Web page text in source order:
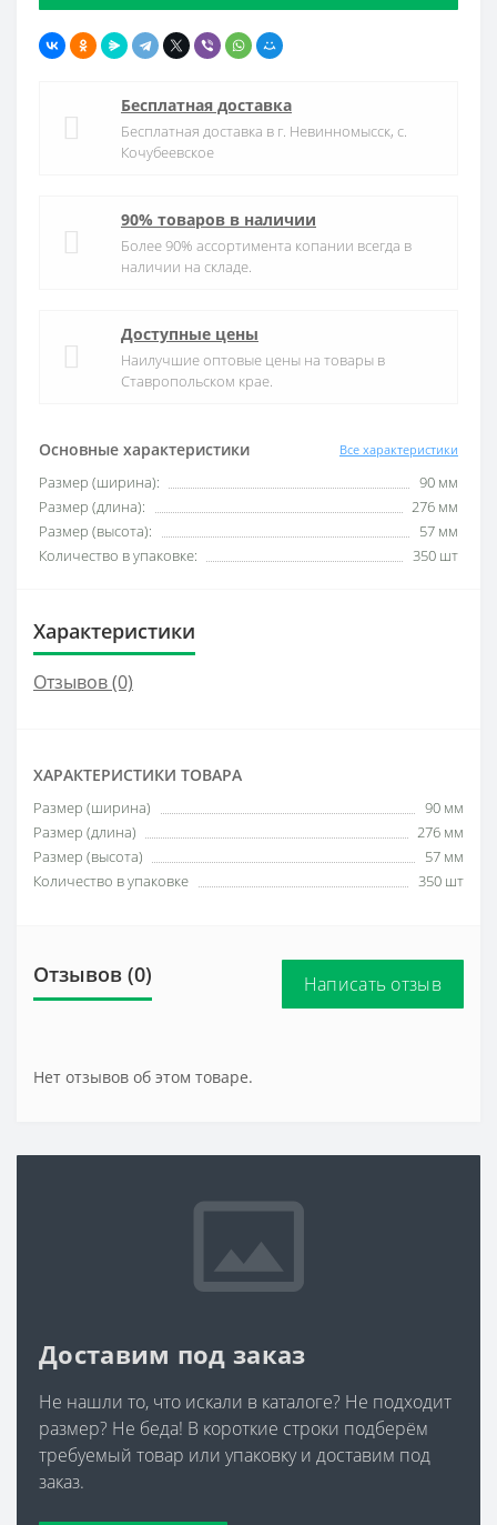
Основные характеристики Все характеристики
Размер (ширина):
90 мм
Размер (длина):
276 мм
Размер (высота):
57 мм
Количество в упаковке:
350 шт
Бесплатная доставка
Бесплатная доставка в г. Невинномысск, с.
Кочубеевское
90% товаров в наличии
Более 90% ассортимента копании всегда в
наличии на складе.
Доступные цены
Наилучшие оптовые цены на товары в
Ставропольском крае.
Характеристики
Отзывов (0)
ХАРАКТЕРИСТИКИ ТОВАРА
Размер (ширина)
90 мм
Размер (длина)
276 мм
Размер (высота)
57 мм
Количество в упаковке
350 шт
Отзывов (0) Написать отзыв
Нет отзывов об этом товаре.
Доставим под заказ
Не нашли то, что искали в каталоге? Не подходит
размер? Не беда! В короткие строки подберём
требуемый товар или упаковку и доставим под
заказ.